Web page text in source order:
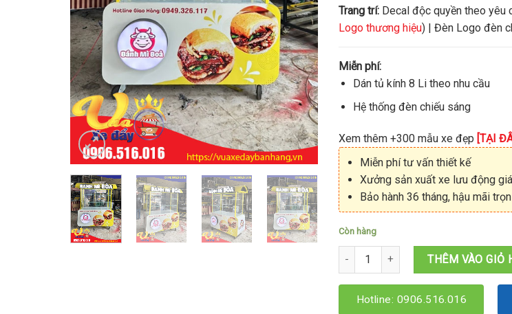
Trang trí: Decal độc quyền theo yêu
Logo thương hiệu) | Đèn Logo đèn
Miễn phí:
Dán tủ kính 8 Li theo nhu cầu
Hệ thống đèn chiếu sáng
Xem thêm +300 mẫu xe đẹp [TẠI
Miễn phí tư vấn thiết kế
Xưởng sản xuất xe lưu động
Bảo hành 36 tháng, hậu mãi
Còn hàng
Xe bán bánh mì 1M5x60x1M95 số
THÊM VÀO GIỎ
Hotline: 0906.516.016